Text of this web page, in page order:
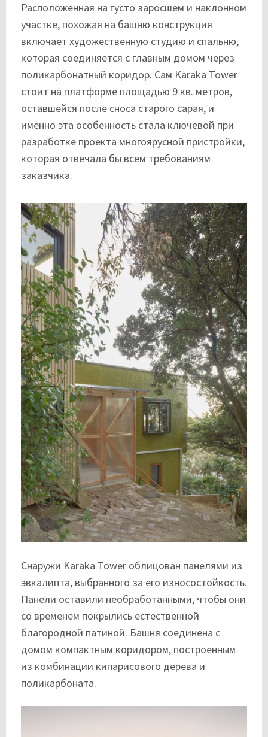
Расположенная на густо заросшем и наклонном
участке, похожая на башню конструкция
включает художественную студию и спальню,
которая соединяется с главным домом через
поликарбонатный коридор. Сам Karaka Tower
стоит на платформе площадью 9 кв. метров,
оставшейся после сноса старого сарая, и
именно эта особенность стала ключевой при
разработке проекта многоярусной пристройки,
которая отвечала бы всем требованиям
заказчика.
Снаружи Karaka Tower облицован панелями из
эвкалипта, выбранного за его износостойкость.
Панели оставили необработанными, чтобы они
со временем покрылись естественной
благородной патиной. Башня соединена с
домом компактным коридором, построенным
из комбинации кипарисового дерева и
поликарбоната.